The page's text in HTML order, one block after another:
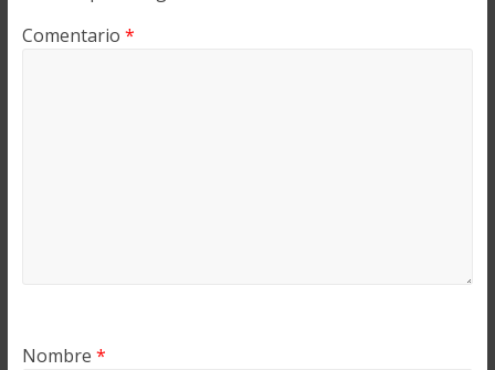
Comentario *
Nombre *